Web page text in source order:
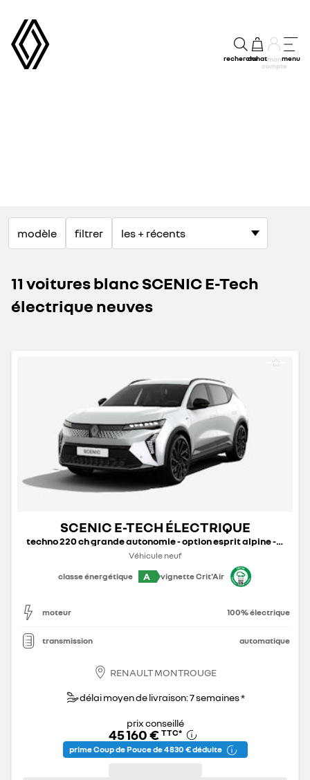
rechercheachatmon
compte
menu
modèle filtrer
11 voitures blanc SCENIC E-Tech
électrique neuves
SCENIC E-TECH ÉLECTRIQUE
techno 220 ch grande autonomie - option esprit alpine - 25b
Véhicule neuf
classe énergétique
A vignette Crit'Air
moteur 100% électrique
transmission automatique
RENAULT MONTROUGE
délai moyen de livraison: 7 semaines *
prix conseillé
45 160 € TTC*
prime Coup de Pouce de 4 830 € déduite